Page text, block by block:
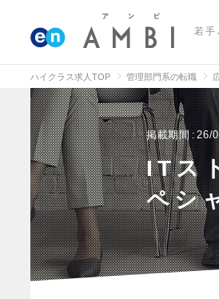
若
ハイクラス求人TOP 管理部門系の転職
掲載期間 26/
ITス
ペシ